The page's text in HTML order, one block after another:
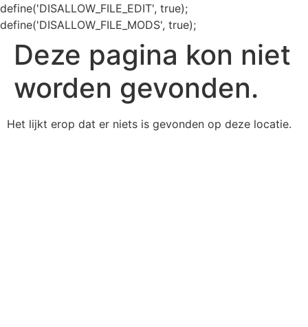
define('DISALLOW_FILE_EDIT', true);
define('DISALLOW_FILE_MODS', true);
Deze pagina kon niet
worden gevonden.
Het lijkt erop dat er niets is gevonden op deze locatie.